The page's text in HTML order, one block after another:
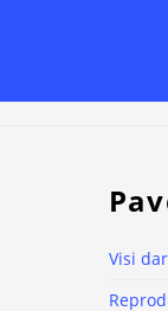
Visi